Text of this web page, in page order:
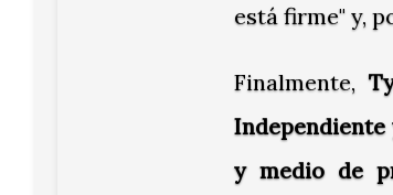
está firme" y,
Finalmente,
Independiente
y medio de